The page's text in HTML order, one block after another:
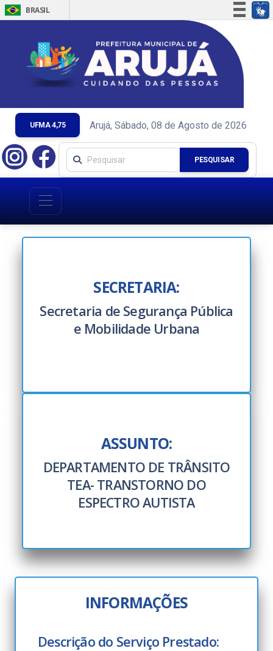
BRASIL
Simplifique!
Comunica BR
Participe
Acesso à informação
Canais
UFMA 4,75 Arujá, Sábado, 08 de Agosto de 2026
PESQUISAR
SECRETARIA:
Secretaria de Segurança Pública
e Mobilidade Urbana
ASSUNTO:
DEPARTAMENTO DE TRÂNSITO
TEA- TRANSTORNO DO
ESPECTRO AUTISTA
INFORMAÇÕES
Descrição do Serviço Prestado: